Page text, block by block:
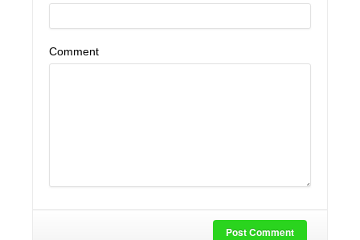
Comment
Post Comment